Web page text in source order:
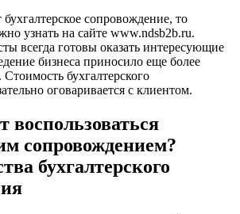
бухгалтерское сопровождение, то
узнать на сайте www.ndsb2b.ru.
всегда готовы оказать интересующие
бизнеса приносило еще более
бухгалтерского
оговаривается с клиентом.
воспользоваться
сопровождением?